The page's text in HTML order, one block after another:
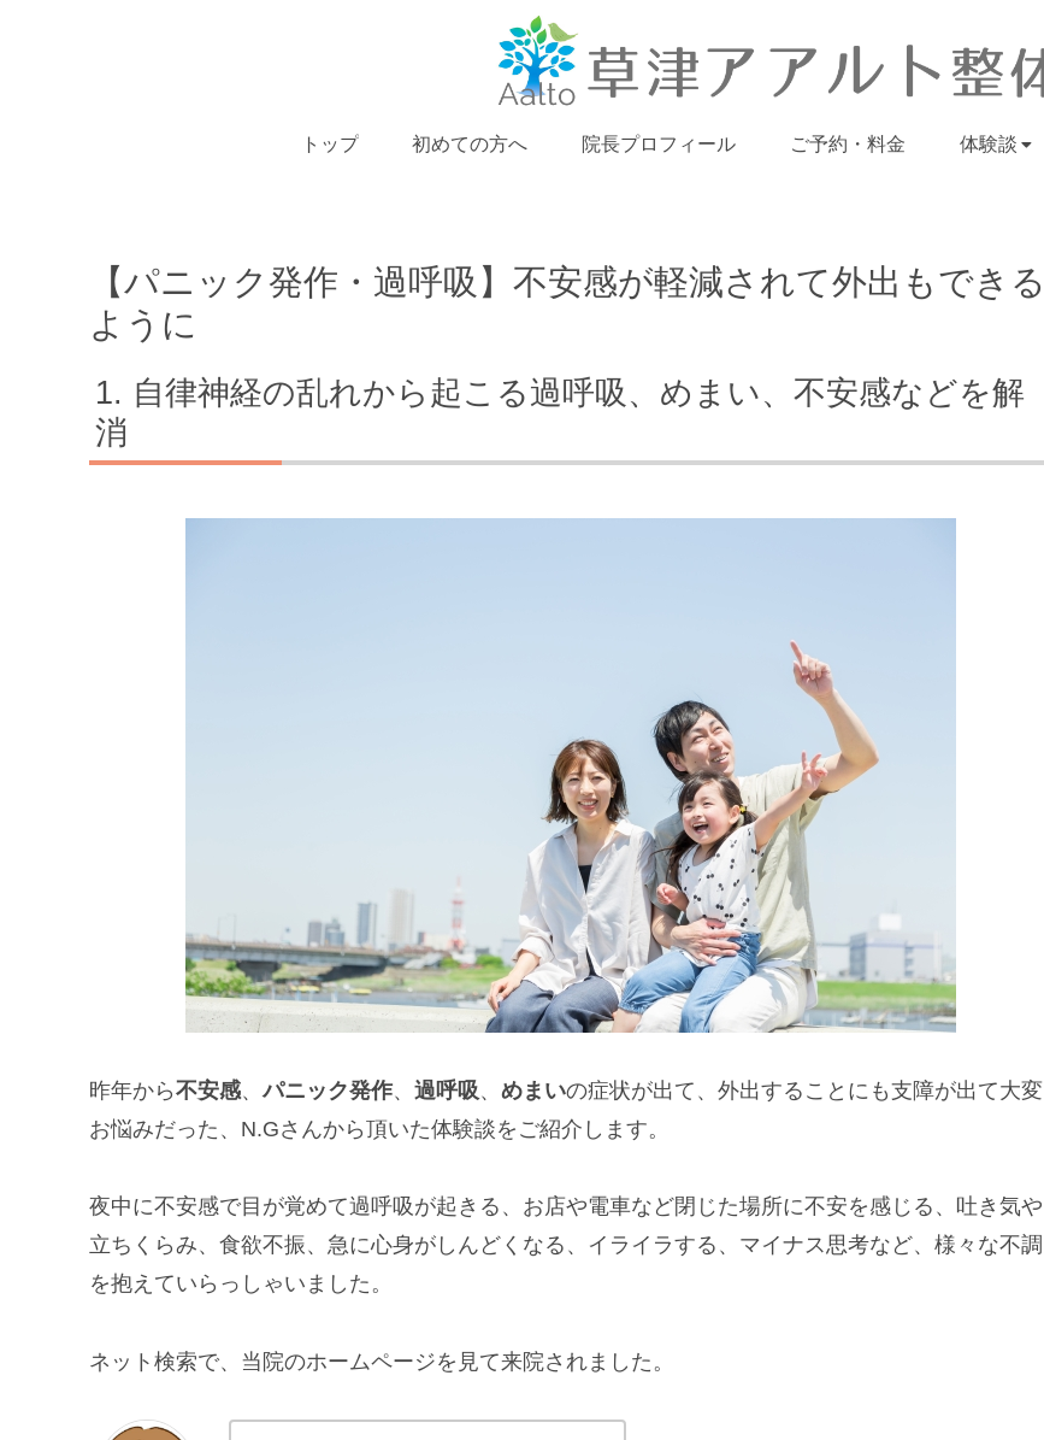
トップ 初めての方へ 院長プロフィール ご予約・料金 体験談
【パニック発作・過呼吸】不安感が軽減されて外出もできる
ように
自律神経の乱れから起こる過呼吸、めまい、不安感などを解
消
昨年から不安感、パニック発作、 過呼吸、 めまいの症状が出て、外出することにも支障が出て大変
お悩みだった、N.Gさんから頂いた体験談をご紹介します。
夜中に不安感で目が覚めて過呼吸が起きる、お店や電車など閉じた場所に不安を感じる、吐き気や
立ちくらみ、食欲不振、急に心身がしんどくなる、イライラする、マイナス思考など、様々な不調
を抱えていらっしゃいました。
ネット検索で、当院のホームページを見て来院されました。